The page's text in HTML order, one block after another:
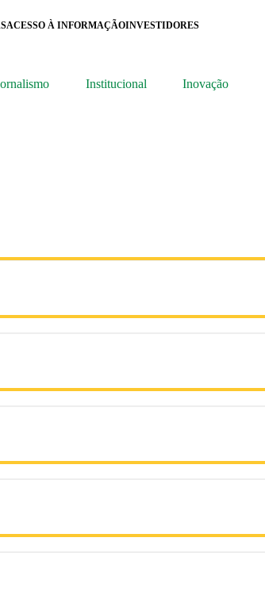
ACESSO À INFORMAÇÃOINVESTIDORES
Institucional Inovação